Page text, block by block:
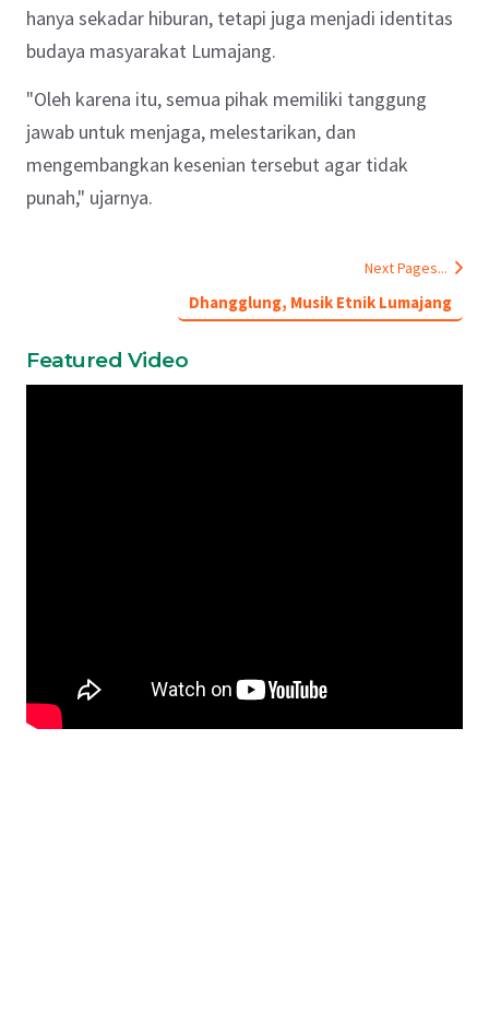
hanya sekadar hiburan, tetapi juga menjadi identitas
budaya masyarakat Lumajang.
"Oleh karena itu, semua pihak memiliki tanggung
jawab untuk menjaga, melestarikan, dan
mengembangkan kesenian tersebut agar tidak
punah," ujarnya.
Next Pages...
Dhangglung, Musik Etnik Lumajang
Featured Video